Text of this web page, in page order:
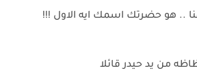
.. هو حضرتك اسمك ايه الاول !!!
من يد حيدر قائلا